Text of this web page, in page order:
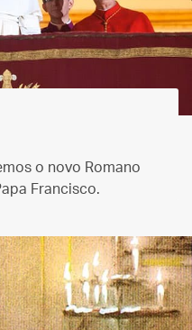
o novo Romano
Francisco.